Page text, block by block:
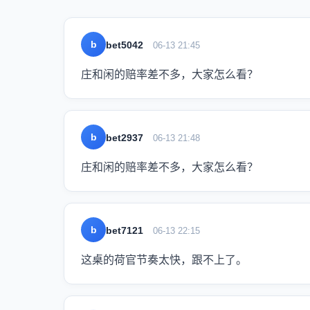
b bet5042 06-13 21:45
庄和闲的赔率差不多，大家怎么看？
b bet2937 06-13 21:48
庄和闲的赔率差不多，大家怎么看？
b bet7121 06-13 22:15
这桌的荷官节奏太快，跟不上了。